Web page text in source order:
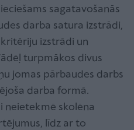
sagatavošanās
darba satura izstrādi,
izstrādi un
turpmākos divus
jomas pārbaudes darbs
darba formā.
neietekmē skolēna
līdz ar to